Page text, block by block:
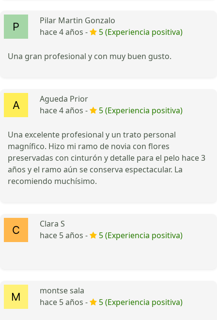
Pilar Martin Gonzalo
hace 4 años -
5 (Experiencia positiva)
Una gran profesional y con muy buen gusto.
Agueda Prior
hace 4 años -
5 (Experiencia positiva)
Una excelente profesional y un trato personal
magnífico. Hizo mi ramo de novia con flores
preservadas con cinturón y detalle para el pelo hace 3
años y el ramo aún se conserva espectacular. La
recomiendo muchísimo.
Clara S
hace 5 años -
5 (Experiencia positiva)
montse sala
hace 5 años -
5 (Experiencia positiva)